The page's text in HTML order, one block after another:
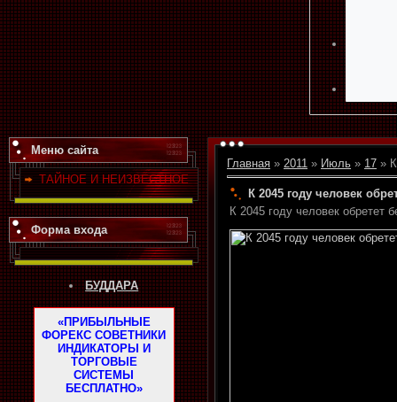
Меню сайта
ТАЙНОЕ И НЕИЗВЕСТНОЕ
Форма входа
БУДДАРА
«ПРИБЫЛЬНЫЕ
ФОРЕКС СОВЕТНИКИ
ИНДИКАТОРЫ И
ТОРГОВЫЕ
СИСТЕМЫ
БЕСПЛАТНО»
Главная » 2011 » Июль » 17 »
К 2045 году человек
К 2045 году человек обретет